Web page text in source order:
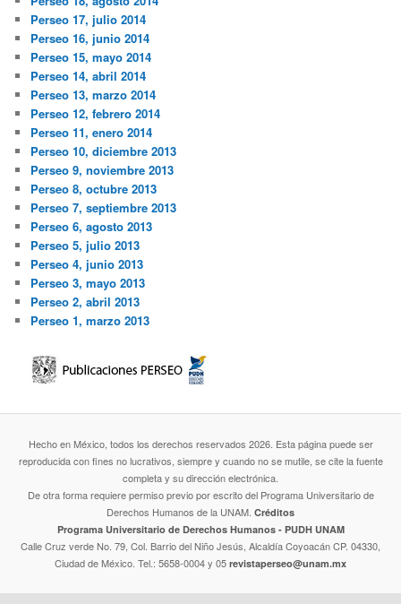
Perseo 17, julio 2014
Perseo 16, junio 2014
Perseo 15, mayo 2014
Perseo 14, abril 2014
Perseo 13, marzo 2014
Perseo 12, febrero 2014
Perseo 11, enero 2014
Perseo 10, diciembre 2013
Perseo 9, noviembre 2013
Perseo 8, octubre 2013
Perseo 7, septiembre 2013
Perseo 6, agosto 2013
Perseo 5, julio 2013
Perseo 4, junio 2013
Perseo 3, mayo 2013
Perseo 2, abril 2013
Perseo 1, marzo 2013
Hecho en México, todos los derechos reservados 2026. Esta página puede ser
reproducida con fines no lucrativos, siempre y cuando no se mutile, se cite la fuente
completa y su dirección electrónica.
De otra forma requiere permiso previo por escrito del Programa Universitario de
Derechos Humanos de la UNAM. Créditos
Programa Universitario de Derechos Humanos - PUDH UNAM
Calle Cruz verde No. 79, Col. Barrio del Niño Jesús, Alcaldía Coyoacán CP. 04330,
Ciudad de México. Tel.: 5658-0004 y 05 revistaperseo@unam.mx